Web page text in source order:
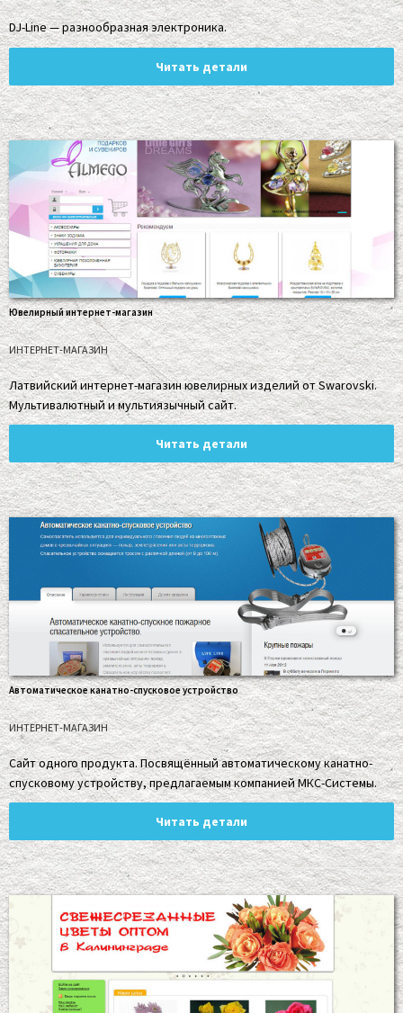
DJ-Line — разнообразная электроника.
Читать детали
Ювелирный интернет-магазин
ИНТЕРНЕТ-МАГАЗИН
Латвийский интернет-магазин ювелирных изделий от Swarovski.
Мультивалютный и мультиязычный сайт.
Читать детали
Автоматическое канатно-спусковое устройство
ИНТЕРНЕТ-МАГАЗИН
Сайт одного продукта. Посвящённый автоматическому канатно-
спусковому устройству, предлагаемым компанией МКС-Системы.
Читать детали